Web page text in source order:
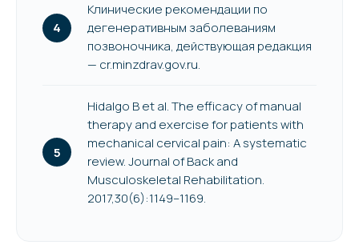
Клинические рекомендации по
дегенеративным заболеваниям
позвоночника, действующая редакция
— cr.minzdrav.gov.ru.
Hidalgo B et al. The efficacy of manual
therapy and exercise for patients with
mechanical cervical pain: A systematic
review. Journal of Back and
Musculoskeletal Rehabilitation.
2017,30(6):1149–1169.